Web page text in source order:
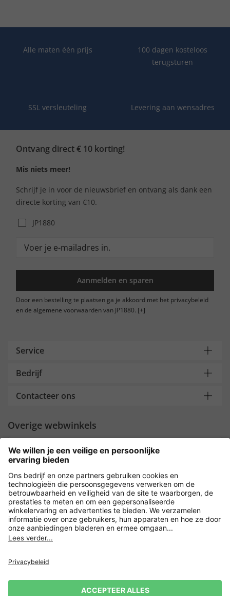
Alle maten één prijs
100 dagen kosteloos
terugsturen
SSL versleuteling Levering aan wensadres
Ontvang direct € 10 korting!
Mis niets meer!
Schrijf je in voor de nieuwsbrief en ontvang als dank een
directe korting van €10.
JP1880
Aanmelden en sparen
Door een bestelling te plaatsen ga je akkoord met het privacybeleid
en de algemene voorwaarden van JP1880. [+]
Service
Bedrijf
Contacteer ons
Overige webwinkels
Nederland
Payment and Delivery
Versleuteling met
Verkoopvoorwaarden
Leveringsvoorwaarden